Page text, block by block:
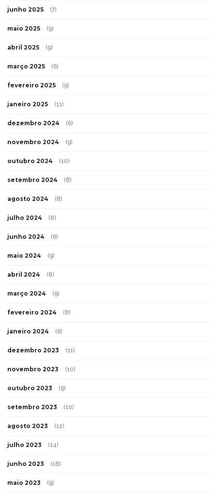
junho 2025 (7)
maio 2025 (9)
abril 2025 (9)
março 2025 (6)
fevereiro 2025 (9)
janeiro 2025 (11)
dezembro 2024 (6)
novembro 2024 (9)
outubro 2024 (10)
setembro 2024 (8)
agosto 2024 (8)
julho 2024 (8)
junho 2024 (6)
maio 2024 (9)
abril 2024 (8)
março 2024 (9)
fevereiro 2024 (8)
janeiro 2024 (6)
dezembro 2023 (11)
novembro 2023 (10)
outubro 2023 (9)
setembro 2023 (10)
agosto 2023 (12)
julho 2023 (14)
junho 2023 (18)
maio 2023 (9)